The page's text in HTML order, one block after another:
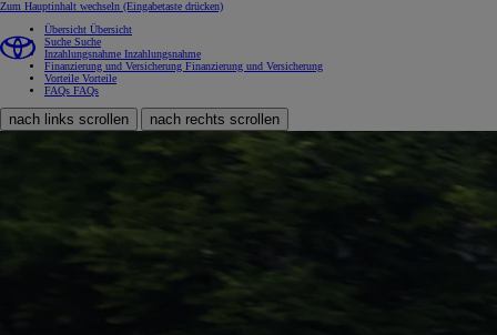
Zum Hauptinhalt wechseln (Eingabetaste drücken)
Übersicht Übersicht
Suche Suche
Inzahlungsnahme Inzahlungsnahme
Finanzierung und Versicherung Finanzierung und Versicherung
Vorteile Vorteile
FAQs FAQs
nach links scrollen nach rechts scrollen